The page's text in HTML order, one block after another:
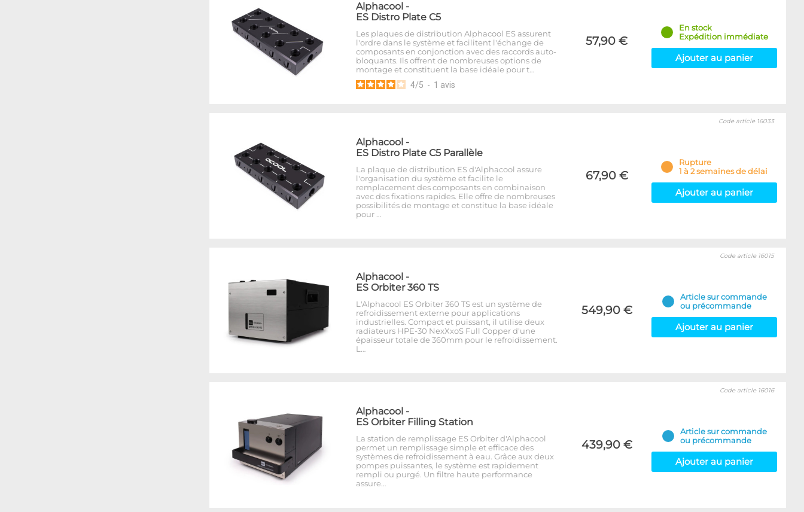
Alphacool -
ES Distro Plate C5
Les plaques de distribution Alphacool ES assurent
l'ordre dans le système et facilitent l'échange de
composants en conjonction avec des raccords auto-
bloquants. Ils offrent de nombreuses options de
montage et constituent la base idéale pour t…
4/5 - 1 avis
57,90 €
En stock
Expédition immédiate
Ajouter au panier
Alphacool -
ES Distro Plate C5 Parallèle
La plaque de distribution ES d'Alphacool assure
l'organisation du système et facilite le
remplacement des composants en combinaison
avec des fixations rapides. Elle offre de nombreuses
possibilités de montage et constitue la base idéale
pour …
67,90 €
Code article 16033
Rupture
1 à 2 semaines de délai
Ajouter au panier
Alphacool -
ES Orbiter 360 TS
L'Alphacool ES Orbiter 360 TS est un système de
refroidissement externe pour applications
industrielles. Compact et puissant, il utilise deux
radiateurs HPE-30 NexXxoS Full Copper d'une
épaisseur totale de 360mm pour le refroidissement.
L…
549,90 €
Code article 16015
Article sur commande
ou précommande
Ajouter au panier
Alphacool -
ES Orbiter Filling Station
La station de remplissage ES Orbiter d'Alphacool
permet un remplissage simple et efficace des
systèmes de refroidissement à eau. Grâce aux deux
pompes puissantes, le système est rapidement
rempli ou purgé. Un filtre haute performance
assure…
439,90 €
Code article 16016
Article sur commande
ou précommande
Ajouter au panier